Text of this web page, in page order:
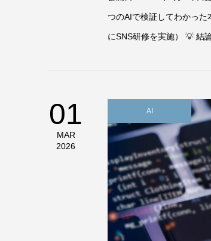
つのAIで検証してわかっ
にSNS研修を実施） 💡 結
01
MAR
2026
AI